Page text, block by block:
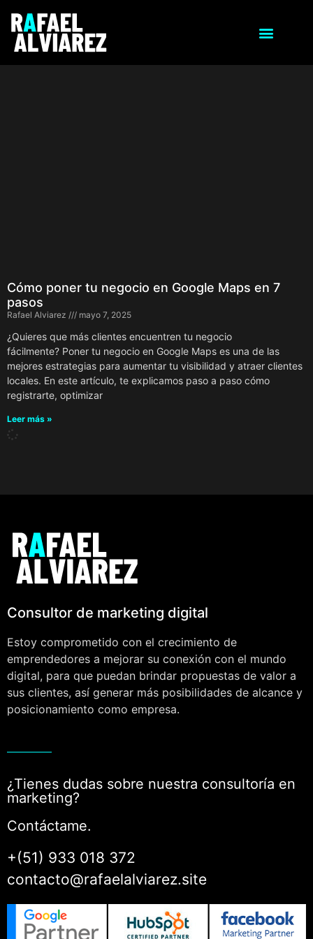
Cómo poner tu negocio en Google Maps en 7
pasos
Rafael Alviarez mayo 7, 2025
¿Quieres que más clientes encuentren tu negocio
fácilmente? Poner tu negocio en Google Maps es una de las
mejores estrategias para aumentar tu visibilidad y atraer clientes
locales. En este artículo, te explicamos paso a paso cómo
registrarte, optimizar
Leer más »
Consultor de marketing digital
Estoy comprometido con el crecimiento de
emprendedores a mejorar su conexión con el mundo
digital, para que puedan brindar propuestas de valor a
sus clientes, así generar más posibilidades de alcance y
posicionamiento como empresa.
¿Tienes dudas sobre nuestra consultoría en
marketing?
Contáctame.
+(51) 933 018 372
contacto@rafaelalviarez.site